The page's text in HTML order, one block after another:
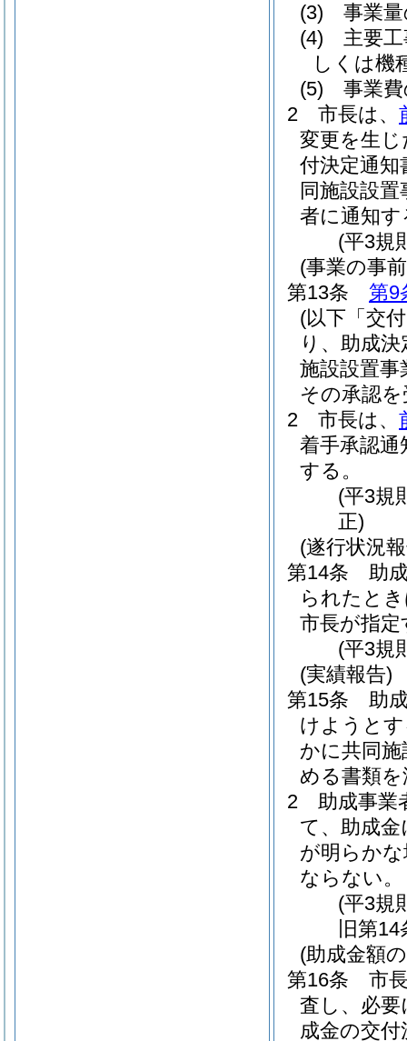
(3)
事業
(4)
主要
しくは機
(5)
事業
2
市長は、
変更を生
付決定通知
同施設設
者に通知
(平3規
(事業の事
第13条
第9
(以下「交
り、助成
施設設置事
その承認
2
市長は、
着手承認通
する。
(平3規
正)
(遂行状況
第14条
助
られたと
市長が指
(平3規
(実績報告)
第15条
助
けようと
かに共同
める書類
2
助成事業
て、助成
が明らか
ならない。
(平3規
旧第
(助成金額
第16条
市
査し、必
成金の交